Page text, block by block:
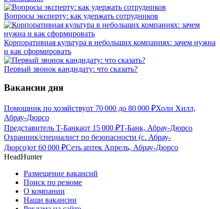
Вопросы эксперту: как удержать сотрудников
Корпоративная культура в небольших компаниях: зачем нужна
и как сформировать
Первый звонок кандидату: что сказать?
Вакансии дня
Помощник по хозяйствуот 70 000 до 80 000 ₽Холи Хилл,
Абрау-Дюрсо
Представитель Т-Банкаот 15 000 ₽Т-Банк, Абрау-Дюрсо
Охранник/специалист по безопасности (с. Абрау-
Дюрсо)от 60 000 ₽Сеть аптек Апрель, Абрау-Дюрсо
HeadHunter
Размещение вакансий
Поиск по резюме
О компании
Наши вакансии